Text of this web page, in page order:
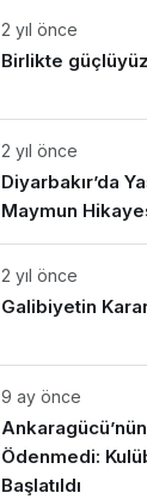
2 yıl önce
Birlikte güçlüyüz
2 yıl önce
Diyarbakır’da
Maymun
2 yıl önce
Galibiyetin
9 ay önce
Ödenmedi:
Başlatıldı